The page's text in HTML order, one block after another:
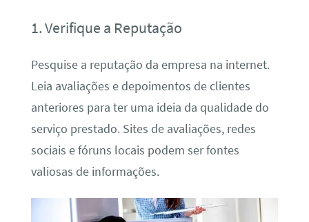
1. Verifique a Reputação
Pesquise a reputação da empresa na internet.
Leia avaliações e depoimentos de clientes
anteriores para ter uma ideia da qualidade do
serviço prestado. Sites de avaliações, redes
sociais e fóruns locais podem ser fontes
valiosas de informações.